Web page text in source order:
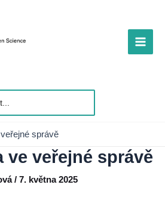
Main
správě
ve veřejné správě
/ 7. května 2025